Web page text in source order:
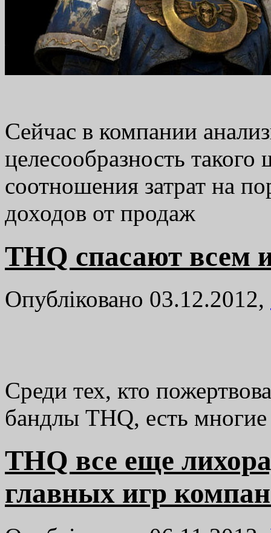
Сейчас в компании
целесообразность такого
соотношения затрат на
доходов от продаж
THQ спасают всем
Опубліковано 03.12.2012,
Среди тех, кто
бандлы THQ, есть
THQ все еще
главных игр